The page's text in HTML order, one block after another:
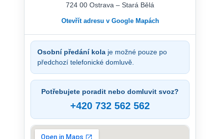
724 00 Ostrava – Stará Bělá
Otevřít adresu v Google Mapách
Osobní předání kola je možné pouze po
předchozí telefonické domluvě.
Potřebujete poradit nebo domluvit svoz?
+420 732 562 562